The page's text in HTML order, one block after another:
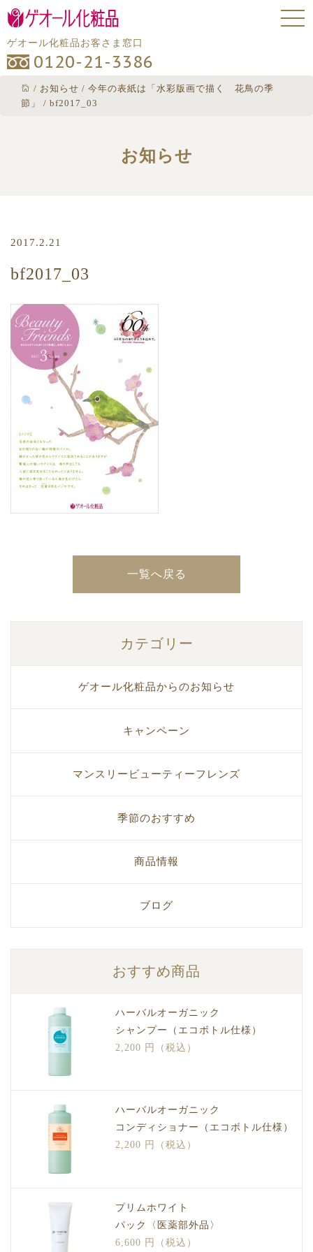
ゲオール化粧品お客さま窓口
0120-21-3386
/ お知らせ / 今年の表紙は「水彩版画で描く 花鳥の季
節」
/ bf2017_03
お知らせ
2017.2.21
bf2017_03
一覧へ戻る
カテゴリー
ゲオール化粧品からのお知らせ
キャンペーン
マンスリービューティーフレンズ
季節のおすすめ
商品情報
ブログ
おすすめ商品
ハーバルオーガニック
シャンプー（エコボトル仕様）
2,200 円（税込）
ハーバルオーガニック
コンディショナー（エコボトル仕様）
2,200 円（税込）
プリムホワイト
パック〈医薬部外品〉
6,600 円（税込）